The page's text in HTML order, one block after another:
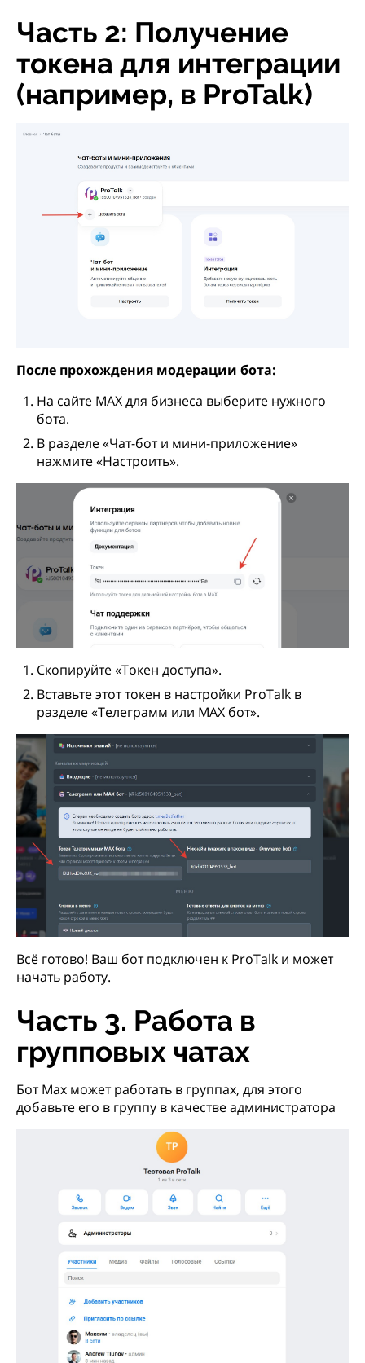
Часть 2: Получение
токена для интеграции
(например, в ProTalk)
После прохождения модерации бота:
На сайте MAX для бизнеса выберите нужного
бота.
В разделе «Чат-бот и мини-приложение»
нажмите «Настроить».
Скопируйте «Токен доступа».
Вставьте этот токен в настройки ProTalk в
разделе «Телеграмм или MAX бот».
Всё готово! Ваш бот подключен к ProTalk и может
начать работу.
Часть 3. Работа в
групповых чатах
Бот Max может работать в группах, для этого
добавьте его в группу в качестве администратора